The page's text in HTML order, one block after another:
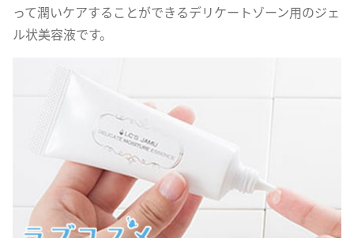
って潤いケアすることができるデリケートゾーン用のジェ
ル状美容液です。